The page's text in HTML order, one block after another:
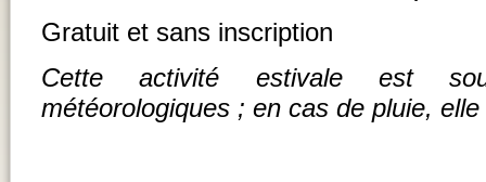
Gratuit et sans inscription
Cette activité estivale est
météorologiques ; en cas de pluie,